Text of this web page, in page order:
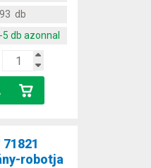
db
5 db azonnal
robotja